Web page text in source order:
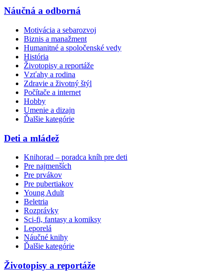
Náučná a odborná
Motivácia a sebarozvoj
Biznis a manažment
Humanitné a spoločenské vedy
História
Životopisy a reportáže
Vzťahy a rodina
Zdravie a životný štýl
Počítače a internet
Hobby
Umenie a dizajn
Ďalšie kategórie
Deti a mládež
Knihorad – poradca kníh pre deti
Pre najmenších
Pre prvákov
Pre pubertiakov
Young Adult
Beletria
Rozprávky
Sci-fi, fantasy a komiksy
Leporelá
Náučné knihy
Ďalšie kategórie
Životopisy a reportáže